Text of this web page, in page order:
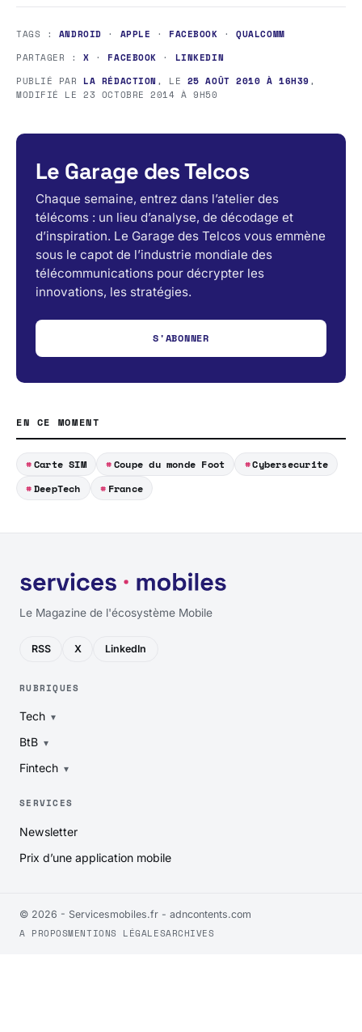
TAGS : ANDROID · APPLE · FACEBOOK ·QUALCOMM
PARTAGER :X · FACEBOOK · LINKEDIN
PUBLIÉ PAR LA RÉDACTION , LE 25 AOÛT 2010 À 16H39,
MODIFIÉ LE23 OCTOBRE 2014 À 9H50
Le Garage des Telcos
Chaque semaine, entrez dans l’atelier des
télécoms : un lieu d’analyse, de décodage et
d’inspiration. Le Garage des Telcos vous emmène
sous le capot de l’industrie mondiale des
télécommunications pour décrypter les
innovations, les stratégies.
S'ABONNER
EN CE MOMENT
Carte SIM Coupe du monde Foot
Cybersecurite
DeepTech
France
Le Magazine de l'écosystème Mobile
RSS X LinkedIn
RUBRIQUES
Tech
BtB
Fintech
SERVICES
Newsletter
Prix d’une application mobile
© 2026 - Servicesmobiles.fr - adncontents.com
A PROPOSMENTIONS LÉGALESARCHIVES